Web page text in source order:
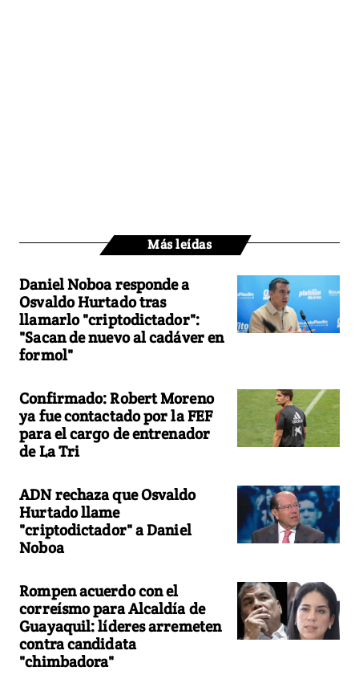
Más leídas
Daniel Noboa responde a
Osvaldo Hurtado tras
llamarlo "criptodictador":
"Sacan de nuevo al cadáver en
formol"
Confirmado: Robert Moreno
ya fue contactado por la FEF
para el cargo de entrenador
de La Tri
ADN rechaza que Osvaldo
Hurtado llame
"criptodictador" a Daniel
Noboa
Rompen acuerdo con el
correísmo para Alcaldía de
Guayaquil: líderes arremeten
contra candidata
"chimbadora"